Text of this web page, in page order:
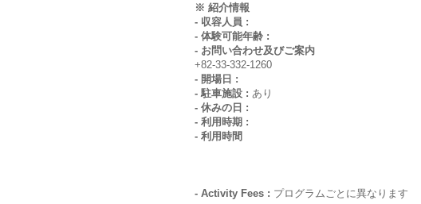
※ 紹介情報
- 収容人員 :
- 体験可能年齢 :
- お問い合わせ及びご案内
+82-33-332-1260
- 開場日 :
- 駐車施設 : あり
- 休みの日 :
- 利用時期 :
- 利用時間
- Activity Fees : プログラムごとに異なります